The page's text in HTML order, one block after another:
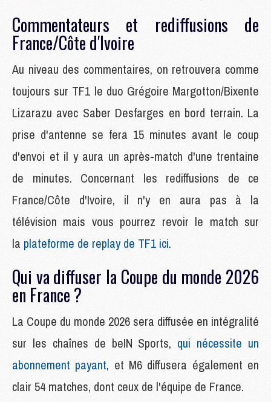
Commentateurs et rediffusions de
France/Côte d'Ivoire
Au niveau des commentaires, on retrouvera comme
toujours sur TF1 le duo Grégoire Margotton/Bixente
Lizarazu avec Saber Desfarges en bord terrain. La
prise d'antenne se fera 15 minutes avant le coup
d'envoi et il y aura un après-match d'une trentaine
de minutes. Concernant les rediffusions de ce
France/Côte d'Ivoire, il n'y en aura pas à la
télévision mais vous pourrez revoir le match sur
la plateforme de replay de TF1 ici.
Qui va diffuser la Coupe du monde 2026
en France ?
La Coupe du monde 2026 sera diffusée en intégralité
sur les chaînes de beIN Sports, qui nécessite un
abonnement payant, et M6 diffusera également en
clair 54 matches, dont ceux de l'équipe de France.